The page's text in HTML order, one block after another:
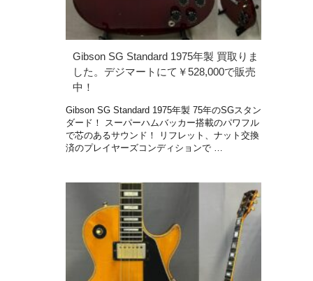
Gibson SG Standard 1975年製 買取りま
した。デジマートにて￥528,000で販売
中！
Gibson SG Standard 1975年製 75年のSGスタン
ダード！ スーパーハムバッカー搭載のパワフル
で芯のあるサウンド！ リフレット、ナット交換
済のプレイヤーズコンディションで …